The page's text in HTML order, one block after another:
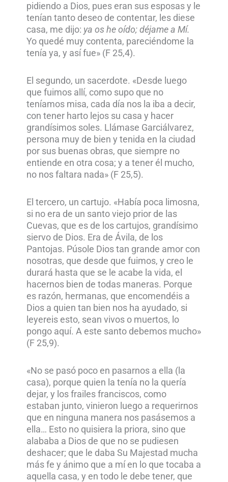
pidiendo a Dios, pues eran sus esposas y le
tenían tanto deseo de contentar, les diese
casa, me dijo: ya os he oído; déjame a Mí.
Yo quedé muy contenta, pareciéndome la
tenía ya, y así fue» (F 25,4).
El segundo, un sacerdote. «Desde luego
que fuimos allí, como supo que no
teníamos misa, cada día nos la iba a decir,
con tener harto lejos su casa y hacer
grandísimos soles. Llámase Garciálvarez,
persona muy de bien y tenida en la ciudad
por sus buenas obras, que siempre no
entiende en otra cosa; y a tener él mucho,
no nos faltara nada» (F 25,5).
El tercero, un cartujo. «Había poca limosna,
si no era de un santo viejo prior de las
Cuevas, que es de los cartujos, grandísimo
siervo de Dios. Era de Ávila, de los
Pantojas. Púsole Dios tan grande amor con
nosotras, que desde que fuimos, y creo le
durará hasta que se le acabe la vida, el
hacernos bien de todas maneras. Porque
es razón, hermanas, que encomendéis a
Dios a quien tan bien nos ha ayudado, si
leyereis esto, sean vivos o muertos, lo
pongo aquí. A este santo debemos mucho»
(F 25,9).
«No se pasó poco en pasarnos a ella (la
casa), porque quien la tenía no la quería
dejar, y los frailes franciscos, como
estaban junto, vinieron luego a requerirnos
que en ninguna manera nos pasásemos a
ella… Esto no quisiera la priora, sino que
alababa a Dios de que no se pudiesen
deshacer; que le daba Su Majestad mucha
más fe y ánimo que a mí en lo que tocaba a
aquella casa, y en todo le debe tener, que